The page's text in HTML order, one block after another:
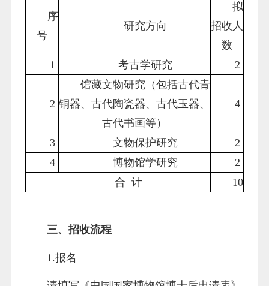
序
号
研究方向
拟
招收人
数
1
考古学研究 2
2
馆藏文物研究（包括古代青
铜器、古代陶瓷器、古代玉器、
古代书画等）
4
3 文物保护研究
2
4
博物馆学研究
2
合 计
10
三、招收流程
1.报名